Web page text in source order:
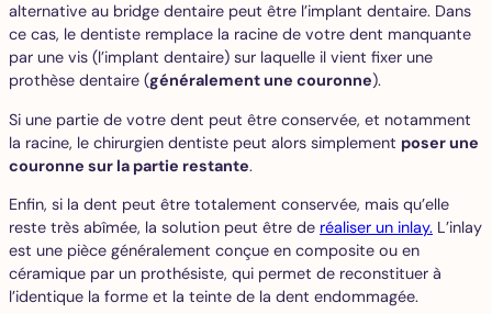
alternative au bridge dentaire peut être l’implant dentaire. Dans
ce cas, le dentiste remplace la racine de votre dent manquante
par une vis (l’implant dentaire) sur laquelle il vient fixer une
prothèse dentaire (généralement une couronne).
Si une partie de votre dent peut être conservée, et notamment
la racine, le chirurgien dentiste peut alors simplement poser une
couronne sur la partie restante.
Enfin, si la dent peut être totalement conservée, mais qu’elle
reste très abîmée, la solution peut être de réaliser un inlay. L’inlay
est une pièce généralement conçue en composite ou en
céramique par un prothésiste, qui permet de reconstituer à
l’identique la forme et la teinte de la dent endommagée.